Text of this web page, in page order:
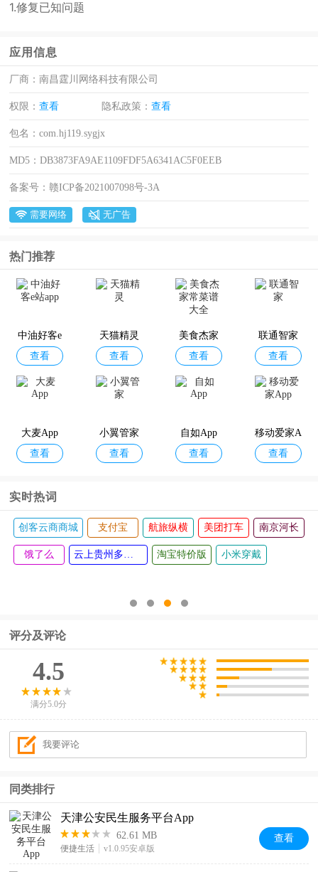
1.修复已知问题
应用信息
厂商：南昌霆川网络科技有限公司
权限：查看 隐私政策：查看
包名：com.hj119.sygjx
MD5：DB3873FA9AE1109FDF5A6341AC5F0EEB
备案号：赣ICP备2021007098号-3A
需要网络 无广告
热门推荐
中油好客e
站app
查看
天猫精灵
查看
美食杰家
常菜谱大
全
查看
联通智家
查看
大麦App
查看
小翼管家
查看
自如App
查看
移动爱家A
pp
查看
实时热词
创客云商商城 支付宝 航旅纵横 美团打车 南京河长
饿了么 云上贵州多彩宝 淘宝特价版 小米穿戴
评分及评论
4.5
满分5.0分
同类排行
天津公安民生服务平台App
62.61 MB
便捷生活 v1.0.95安卓版
查看